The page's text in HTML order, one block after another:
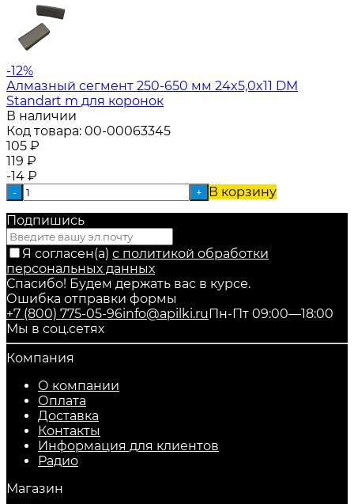
-12%
Алмазный сегмент 250-650 мм 24x5,0x11 DM
Standart m для коронок
В наличии
Код товара: 00-00063345
105 ₽
119 ₽
-14 ₽
- +
В корзину
Подпишись
Я согласен(a) с политикой обработки
персональных данных
Спасибо! Будем держать вас в курсе.
Ошибка отправки формы
+7 (800) 775-05-96info@apilki.ruПн-Пт 09:00—18:00
Мы в соц.сетях
Компания
О компании
Оплата
Доставка
Контакты
Информация для клиентов
Радио
Магазин